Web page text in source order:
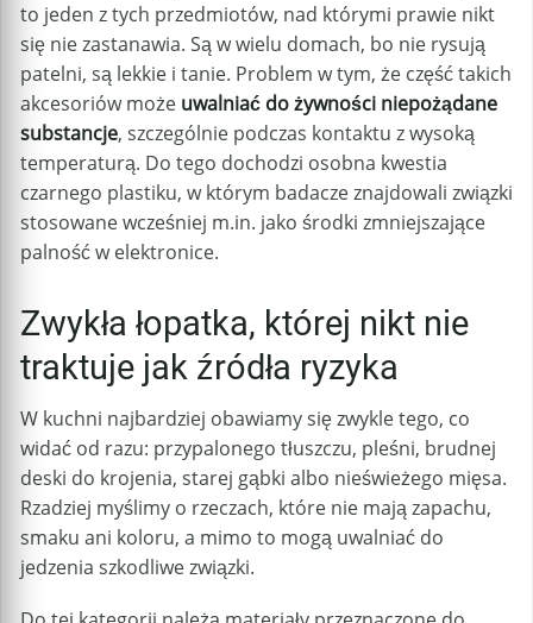
to jeden z tych przedmiotów, nad którymi prawie nikt
się nie zastanawia. Są w wielu domach, bo nie rysują
patelni, są lekkie i tanie. Problem w tym, że część takich
akcesoriów może uwalniać do żywności niepożądane
substancje, szczególnie podczas kontaktu z wysoką
temperaturą. Do tego dochodzi osobna kwestia
czarnego plastiku, w którym badacze znajdowali związki
stosowane wcześniej m.in. jako środki zmniejszające
palność w elektronice.
Zwykła łopatka, której nikt nie
traktuje jak źródła ryzyka
W kuchni najbardziej obawiamy się zwykle tego, co
widać od razu: przypalonego tłuszczu, pleśni, brudnej
deski do krojenia, starej gąbki albo nieświeżego mięsa.
Rzadziej myślimy o rzeczach, które nie mają zapachu,
smaku ani koloru, a mimo to mogą uwalniać do
jedzenia szkodliwe związki.